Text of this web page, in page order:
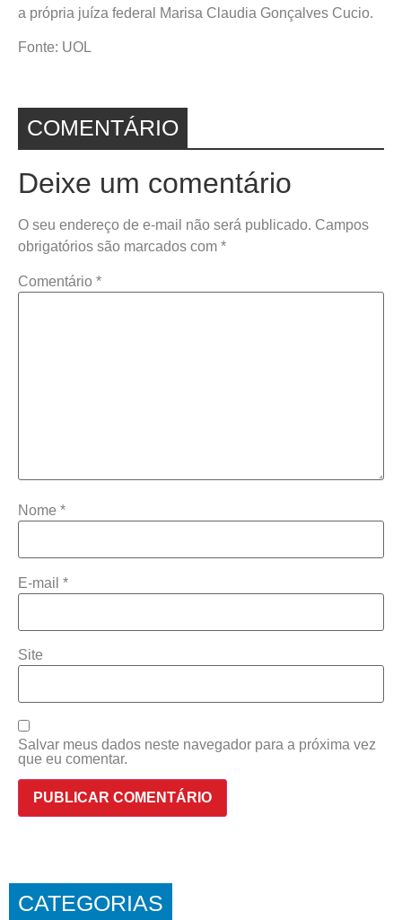
a própria juíza federal Marisa Claudia Gonçalves Cucio.
Fonte: UOL
COMENTÁRIO
Deixe um comentário
O seu endereço de e-mail não será publicado. Campos
obrigatórios são marcados com *
Comentário *
Nome *
E-mail *
Site
Salvar meus dados neste navegador para a próxima vez
que eu comentar.
CATEGORIAS